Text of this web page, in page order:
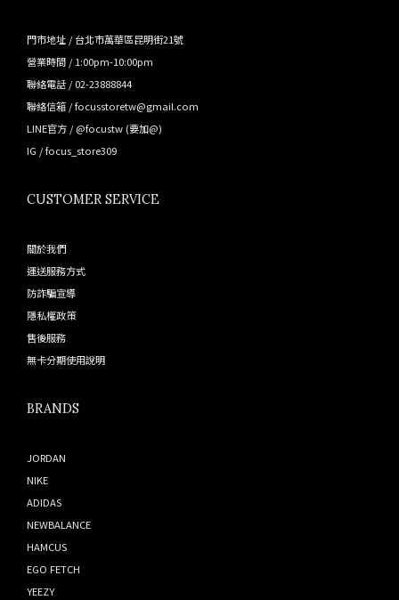
門市地址 / 台北市萬華區昆明街21號
營業時間 / 1:00pm-10:00pm
聯絡電話 / 02-23888844
聯絡信箱 / focusstoretw@gmail.com
LINE官方 / @focustw (要加@)
IG /focus_store309
CUSTOMER SERVICE
關於我們
運送服務方式
防詐騙宣導
隱私權政策
售後服務
無卡分期使用說明
BRANDS
JORDAN
NIKE
ADIDAS
NEWBALANCE
HAMCUS
EGO FETCH
YEEZY